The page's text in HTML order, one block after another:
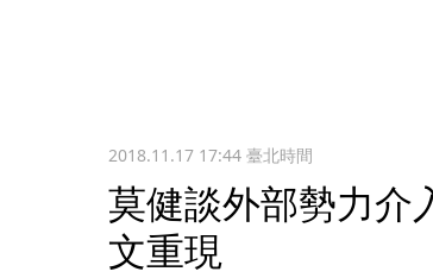
2018.11.17 17:44臺北時間
莫健談外部勢力
文重現